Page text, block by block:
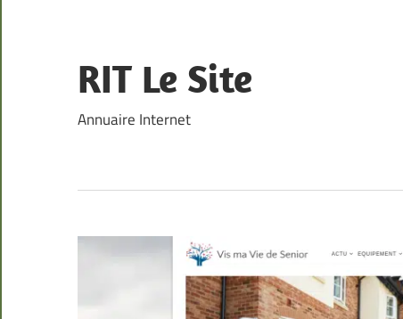
content
RIT Le Site
Annuaire Internet